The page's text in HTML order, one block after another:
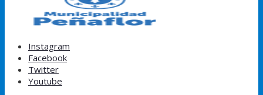
Instagram
Facebook
Twitter
Youtube